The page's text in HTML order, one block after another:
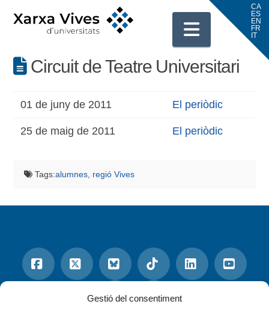
Gestió del consentiment
Circuit de Teatre Universitari
01 de juny de 2011 El periòdic
25 de maig de 2011 El periòdic
Tags:alumnes regió Vives
Facebook BlueskyTiktok